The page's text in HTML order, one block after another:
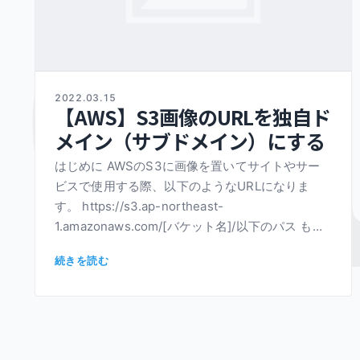
2022.03.15
【AWS】S3画像のURLを独自ド
メイン（サブドメイン）にする
はじめに AWSのS3に画像を置いてサイトやサー
ビスで使用する際、以下のようなURLになりま
す。 https://s3.ap-northeast-
1.amazonaws.com/[バケット名]/以下のパス もち
続きを読む